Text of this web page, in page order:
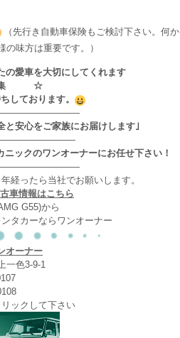
（先行き自動車保険もご検討下さい。何か
味方は重要です。）
愛車を大切にしてくれます
集 ☆
しております。
と安心をご家族にお届けします｣
ックのワンオーナーにお任せ下さい！
経ったら当社でお願いします。
車情報はこちら
G55)から
タカーならワンオーナー
オーナー
一色3-9-1
ックして下さい